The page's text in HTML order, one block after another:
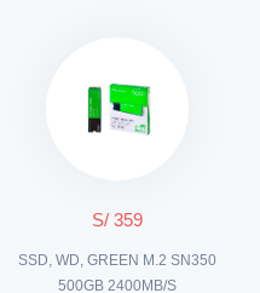
S/ 359
SSD, WD, GREEN M.2 SN350
500GB 2400MB/S